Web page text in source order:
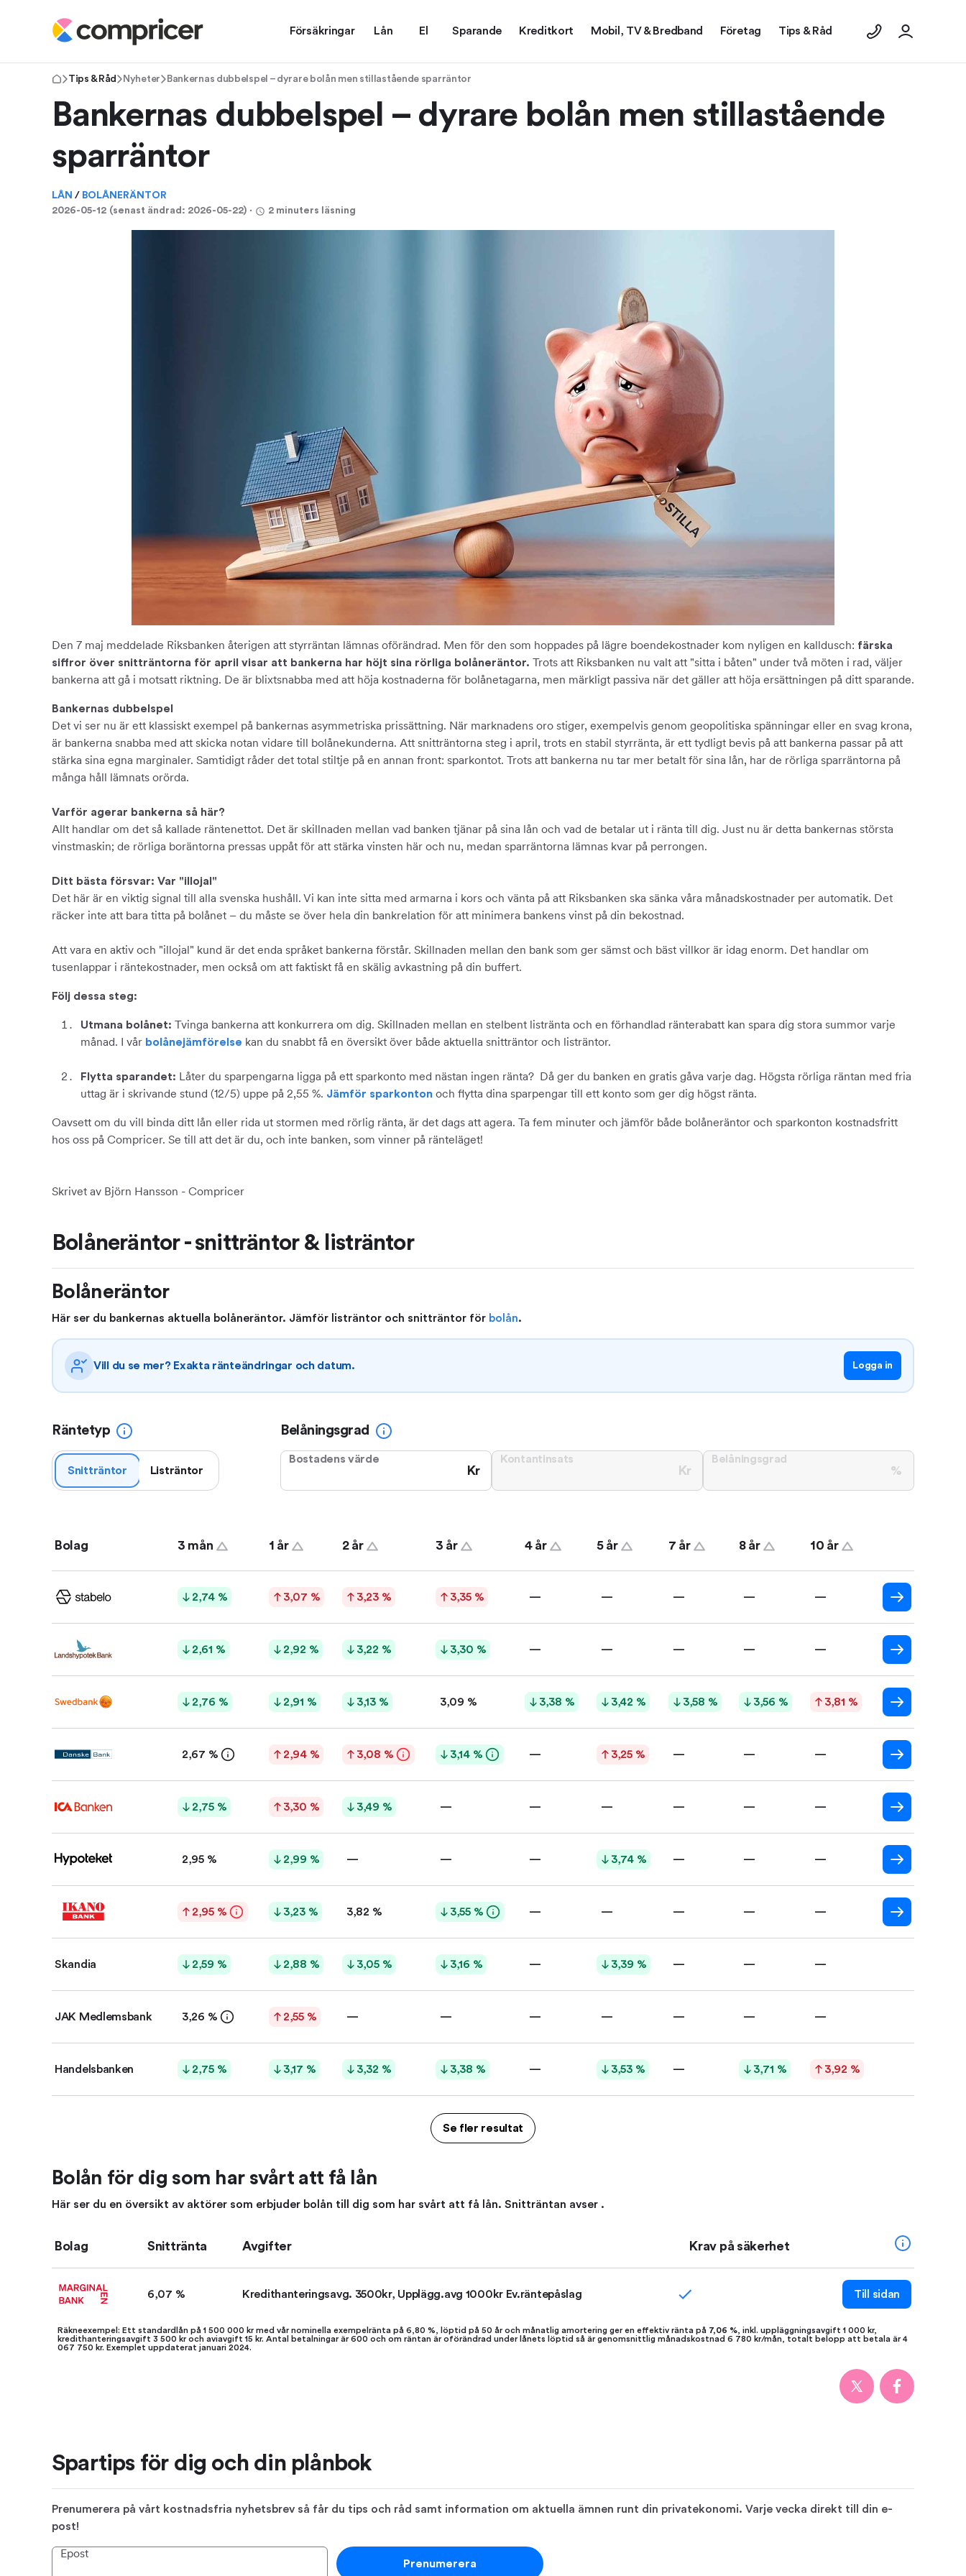
Försäkringar Lån El Sparande Kreditkort Mobil, TV & Bredband Företag Tips & Råd
Tips & Råd Nyheter Bankernas dubbelspel – dyrare bolån men stillastående sparräntor
Bankernas dubbelspel – dyrare bolån men stillastående
sparräntor
LÅN / BOLÅNERÄNTOR
2026-05-12 (senast ändrad: 2026-05-22) ⋅ 2 minuters läsning
Den 7 maj meddelade Riksbanken återigen att styrräntan lämnas oförändrad. Men för den som hoppades på lägre boendekostnader kom nyligen en kalldusch: färska
siffror över snitträntorna för april visar att bankerna har höjt sina rörliga bolåneräntor. Trots att Riksbanken nu valt att "sitta i båten" under två möten i rad, väljer
bankerna att gå i motsatt riktning. De är blixtsnabba med att höja kostnaderna för bolånetagarna, men märkligt passiva när det gäller att höja ersättningen på ditt sparande.
Bankernas dubbelspel
Det vi ser nu är ett klassiskt exempel på bankernas asymmetriska prissättning. När marknadens oro stiger, exempelvis genom geopolitiska spänningar eller en svag krona,
är bankerna snabba med att skicka notan vidare till bolånekunderna. Att snitträntorna steg i april, trots en stabil styrränta, är ett tydligt bevis på att bankerna passar på att
stärka sina egna marginaler. Samtidigt råder det total stiltje på en annan front: sparkontot. Trots att bankerna nu tar mer betalt för sina lån, har de rörliga sparräntorna på
många håll lämnats orörda.
Varför agerar bankerna så här?
Allt handlar om det så kallade räntenettot. Det är skillnaden mellan vad banken tjänar på sina lån och vad de betalar ut i ränta till dig. Just nu är detta bankernas största
vinstmaskin; de rörliga boräntorna pressas uppåt för att stärka vinsten här och nu, medan sparräntorna lämnas kvar på perrongen.
Ditt bästa försvar: Var "illojal"
Det här är en viktig signal till alla svenska hushåll. Vi kan inte sitta med armarna i kors och vänta på att Riksbanken ska sänka våra månadskostnader per automatik. Det
räcker inte att bara titta på bolånet – du måste se över hela din bankrelation för att minimera bankens vinst på din bekostnad.
Att vara en aktiv och "illojal" kund är det enda språket bankerna förstår. Skillnaden mellan den bank som ger sämst och bäst villkor är idag enorm. Det handlar om
tusenlappar i räntekostnader, men också om att faktiskt få en skälig avkastning på din buffert.
Följ dessa steg:
Utmana bolånet: Tvinga bankerna att konkurrera om dig. Skillnaden mellan en stelbent listränta och en förhandlad ränterabatt kan spara dig stora summor varje
månad. I vår bolånejämförelse kan du snabbt få en översikt över både aktuella snitträntor och listräntor.
Flytta sparandet: Låter du sparpengarna ligga på ett sparkonto med nästan ingen ränta? Då ger du banken en gratis gåva varje dag. Högsta rörliga räntan med fria
uttag är i skrivande stund (12/5) uppe på 2,55 %. Jämför sparkonton och flytta dina sparpengar till ett konto som ger dig högst ränta.
Oavsett om du vill binda ditt lån eller rida ut stormen med rörlig ränta, är det dags att agera. Ta fem minuter och jämför både bolåneräntor och sparkonton kostnadsfritt
hos oss på Compricer. Se till att det är du, och inte banken, som vinner på ränteläget!
Skrivet av Björn Hansson - Compricer
Bolåneräntor - snitträntor & listräntor
Bolåneräntor
Här ser du bankernas aktuella bolåneräntor. Jämför listräntor och snitträntor för bolån.
Vill du se mer? Exakta ränteändringar och datum. Logga in
Räntetyp
Snitträntor Listräntor
Belåningsgrad
Bostadens värde
Kr
Kontantinsats
Kr
Belåningsgrad
%
Bolag 3 mån 1 år 2 år 3 år 4 år 5 år 7 år 8 år 10 år
2,74 % 3,07 % 3,23 % 3,35 % — — — — —
2,61 % 2,92 % 3,22 % 3,30 % — — — — —
2,76 % 2,91 % 3,13 % 3,09 % 3,38 % 3,42 % 3,58 % 3,56 % 3,81 %
2,67 % 2,94 % 3,08 % 3,14 % — 3,25 % — — —
2,75 % 3,30 % 3,49 % — — — — — —
2,95 % 2,99 % — — — 3,74 % — — —
2,95 % 3,23 % 3,82 % 3,55 % — — — — —
Skandia 2,59 % 2,88 % 3,05 % 3,16 % — 3,39 % — — —
JAK Medlems­bank 3,26 % 2,55 % — — — — — — —
Handels­banken 2,75 % 3,17 % 3,32 % 3,38 % — 3,53 % — 3,71 % 3,92 %
Se fler resultat
Bolån för dig som har svårt att få lån
Här ser du en översikt av aktörer som erbjuder bolån till dig som har svårt att få lån. Snitträntan avser .
Bolag Snittränta Avgifter Krav på säkerhet
6,07 % Kredithanteringsavg. 3500kr, Upplägg.avg 1000kr Ev.räntepåslag Till sidan
Räkneexempel: Ett standardlån på 1 500 000 kr med vår nominella exempelränta på 6,80 %, löptid på 50 år och månatlig amortering ger en effektiv ränta på 7,06 %, inkl. uppläggningsavgift 1 000 kr,
kredithanteringsavgift 3 500 kr och aviavgift 15 kr. Antal betalningar är 600 och om räntan är oförändrad under lånets löptid så är genomsnittlig månadskostnad 6 780 kr/mån, totalt belopp att betala är 4
067 750 kr. Exemplet uppdaterat januari 2024.
Spartips för dig och din plånbok
Prenumerera på vårt kostnadsfria nyhetsbrev så får du tips och råd samt information om aktuella ämnen runt din privatekonomi. Varje vecka direkt till din e-
post!
Epost
Prenumerera